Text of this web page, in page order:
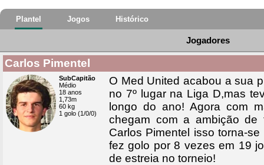
Plantel Jogos Histórico
Jogadores
Carlos Pimentel
SubCapitão
Médio
18 anos
1,73m
60 kg
1 golo (1/0/0)
O Med United acabou a sua
no 7º lugar na Liga D,mas
longo do ano! Agora com
chegam com a ambição
Carlos Pimentel isso torna-
fez golo por 8 vezes em 19
de estreia no torneio!